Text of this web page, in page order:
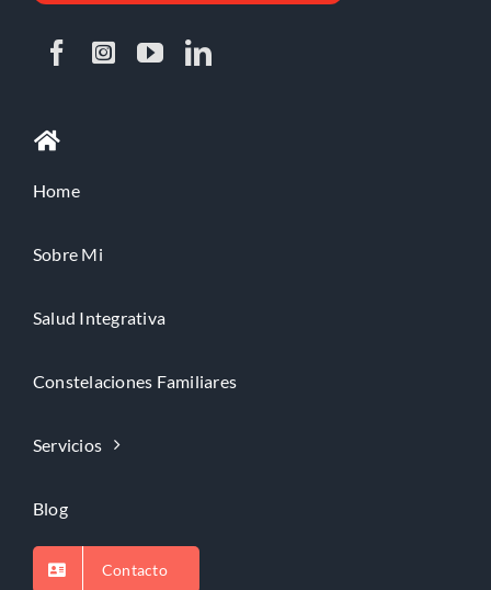
Home
Sobre Mi
Salud Integrativa
Constelaciones Familiares
Servicios
Blog
Contacto